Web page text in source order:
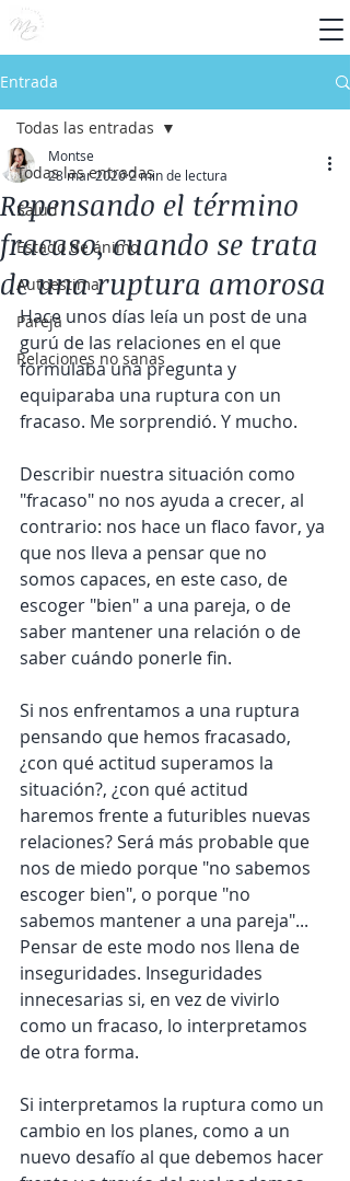
Entrada
Todas las entradas
Salud
Estado de ánimo
Autoestima
Pareja
Relaciones no sanas
Todas las entradas
Repensando el término
fracaso, cuando se trata
de una ruptura amorosa
Montse
28 mar 20202 min de lectura
Hace unos días leía un post de una
gurú de las relaciones en el que
formulaba una pregunta y
equiparaba una ruptura con un
fracaso. Me sorprendió. Y mucho.
Describir nuestra situación como
"fracaso" no nos ayuda a crecer, al
contrario: nos hace un flaco favor, ya
que nos lleva a pensar que no
somos capaces, en este caso, de
escoger "bien" a una pareja, o de
saber mantener una relación o de
saber cuándo ponerle fin.
Si nos enfrentamos a una ruptura
pensando que hemos fracasado,
¿con qué actitud superamos la
situación?, ¿con qué actitud
haremos frente a futuribles nuevas
relaciones? Será más probable que
nos de miedo porque "no sabemos
escoger bien", o porque "no
sabemos mantener a una pareja"...
Pensar de este modo nos llena de
inseguridades. Inseguridades
innecesarias si, en vez de vivirlo
como un fracaso, lo interpretamos
de otra forma.
Si interpretamos la ruptura como un
cambio en los planes, como a un
nuevo desafío al que debemos hacer